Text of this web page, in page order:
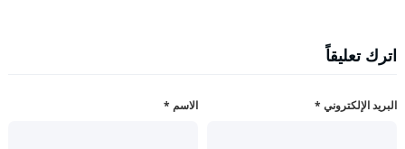
اترك تعليقاً
الاسم * البريد الإلكتروني *